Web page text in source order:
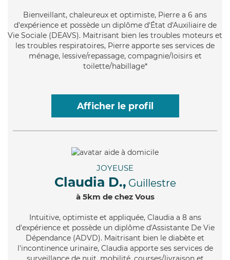
Bienveillant, chaleureux et optimiste, Pierre a 6 ans
d'expérience et possède un diplôme d'État d'Auxiliaire de
Vie Sociale (DEAVS). Maitrisant bien les troubles moteurs et
les troubles respiratoires, Pierre apporte ses services de
ménage, lessive/repassage, compagnie/loisirs et
toilette/habillage*
Afficher le profil
JOYEUSE
Claudia D., Guillestre
à 5km de chez Vous
Intuitive, optimiste et appliquée, Claudia a 8 ans
d'expérience et possède un diplôme d'Assistante De Vie
Dépendance (ADVD). Maitrisant bien le diabète et
l'incontinence urinaire, Claudia apporte ses services de